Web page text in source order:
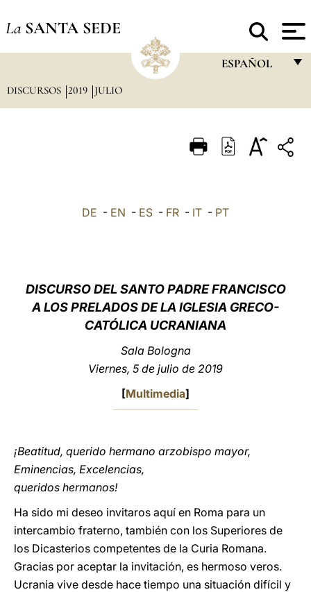
La SANTA SEDE
ESPAÑOL
ITALIANO
中文
LATINE
DISCURSOS 2019 JULIO
DE - EN - ES - FR - IT - PT
DISCURSO DEL SANTO PADRE FRANCISCO
A LOS PRELADOS DE LA IGLESIA GRECO-
CATÓLICA UCRANIANA
Sala Bologna
Viernes, 5 de julio de 2019
[Multimedia]
¡Beatitud, querido hermano arzobispo mayor,
Eminencias, Excelencias,
queridos hermanos!
Ha sido mi deseo invitaros aquí en Roma para un
intercambio fraterno, también con los Superiores de
los Dicasterios competentes de la Curia Romana.
Gracias por aceptar la invitación, es hermoso veros.
Ucrania vive desde hace tiempo una situación difícil y